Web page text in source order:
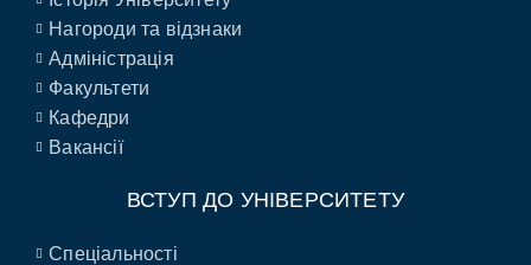
Нагороди та відзнаки
Адміністрація
Факультети
Кафедри
Вакансії
ВСТУП ДО УНІВЕРСИТЕТУ
Спеціальності